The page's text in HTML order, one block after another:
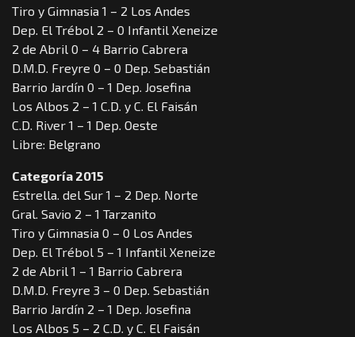
Tiro y Gimnasia 1 – 2 Los Andes
Dep. El Trébol 2 – 0 Infantil Xeneize
2 de Abril 0 – 4 Barrio Cabrera
D.M.D. Freyre 0 – 0 Dep. Sebastián
Barrio Jardín 0 – 1 Dep. Josefina
Los Albos 2 – 1 C.D. y C. El Faisán
C.D. River 1 – 1 Dep. Oeste
Libre: Belgrano
Categoría 2015
Estrella. del Sur 1 – 2 Dep. Norte
Gral. Savio 2 – 1 Tarzanito
Tiro y Gimnasia 0 – 0 Los Andes
Dep. El Trébol 5 – 1 Infantil Xeneize
2 de Abril 1 – 1 Barrio Cabrera
D.M.D. Freyre 3 – 0 Dep. Sebastián
Barrio Jardín 2 – 1 Dep. Josefina
Los Albos 5 – 2 C.D. y C. El Faisán